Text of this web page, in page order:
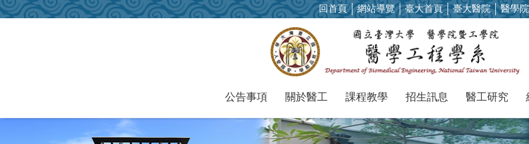
跳到主要內容區塊 回首頁 網站導覽 臺大首頁 臺大醫院 醫學院
公告事項 關於醫工 課程教學 招生訊息 醫工研究